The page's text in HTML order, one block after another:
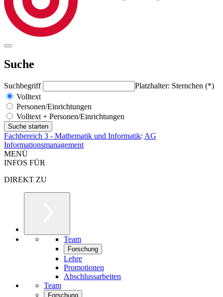
Suche
Suchbegriff
Platzhalter: Sternchen (*)
Volltext
Personen/Einrichtungen
Volltext + Personen/Einrichtungen
Fachbereich 3 - Mathematik und Informatik: AG
Informationsmanagement
MENÜ
INFOS FÜR
DIREKT ZU
Team
Forschung
Lehre
Promotionen
Abschlussarbeiten
Team
Forschung